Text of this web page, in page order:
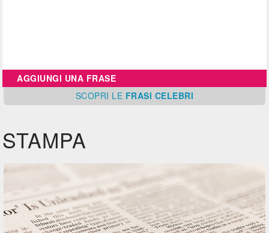
AGGIUNGI UNA FRASE
SCOPRI LE FRASI CELEBRI
STAMPA